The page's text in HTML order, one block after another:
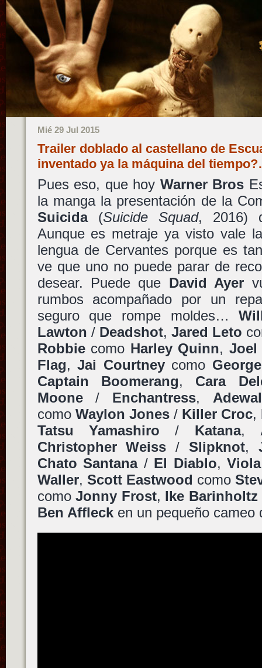
Mié 29 Jul 2015
Trailer doblado al castellano de
inventado ya la máquina del
Pues eso, que hoy Warner Bros
la manga la presentación de la
Suicida(Suicide Squad, 2016)
Aunque es metraje ya visto vale
lengua de Cervantes porque es
ve que uno no puede parar de
desear. Puede que David Ayer
rumbos acompañado por un
seguro que rompe moldes…
Lawton / Deadshot, Jared Leto
Robbiecomo Harley Quinn, Joel
Flag,Jai Courtneycomo
Captain Boomerang, Cara
Moone/ Enchantress,
como Waylon Jones/ Killer Croc,
Tatsu Yamashiro / Katana,
Christopher Weiss /Slipknot,
Chato Santana/ El Diablo,
Waller, Scott Eastwood como
comoJonny Frost, Ike Barinholtz
Ben Afflecken un pequeño cameo